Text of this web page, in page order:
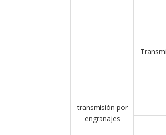
transmisión por
engranajes